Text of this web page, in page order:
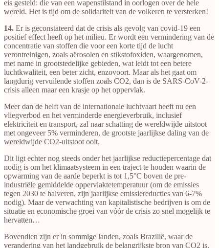
eis gesteld: die van een wapenstilstand in oorlogen over de hele
wereld. Het is tijd om de solidariteit van de volkeren te versterken!
14. Er is geconstateerd dat de crisis als gevolg van covid-19 een
positief effect heeft op het milieu. Er wordt een vermindering van de
concentratie van stoffen die voor een korte tijd de lucht
verontreinigen, zoals aërosolen en stikstofoxiden, waargenomen,
met name in grootstedelijke gebieden, wat leidt tot een betere
luchtkwaliteit, een beter zicht, enzovoort. Maar als het gaat om
langdurig vervuilende stoffen zoals CO2, dan is de SARS-CoV-2-
crisis alleen maar een krasje op het oppervlak.
Meer dan de helft van de internationale luchtvaart heeft nu een
vliegverbod en het verminderde energieverbruik, inclusief
elektriciteit en transport, zal naar schatting de wereldwijde uitstoot
met ongeveer 5% verminderen, de grootste jaarlijkse daling van de
wereldwijde CO2-uitstoot ooit.
Dit ligt echter nog steeds onder het jaarlijkse reductiepercentage dat
nodig is om het klimaatsysteem in een traject te houden waarin de
opwarming van de aarde beperkt is tot 1,5°C boven de pre-
industriële gemiddelde oppervlaktetemperatuur (om de emissies
tegen 2030 te halveren, zijn jaarlijkse emissiereducties van 6-7%
nodig). Maar de verwachting van kapitalistische bedrijven is om de
situatie en economische groei van vóór de crisis zo snel mogelijk te
hervatten…
Bovendien zijn er in sommige landen, zoals Brazilië, waar de
verandering van het landgebruik de belangrijkste bron van CO2 is,